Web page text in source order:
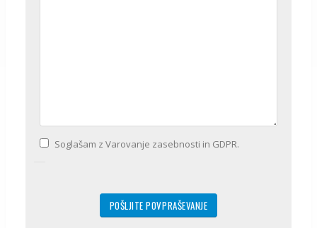
Soglašam z Varovanje zasebnosti in GDPR.